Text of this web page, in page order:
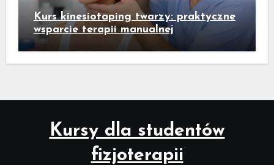
Kurs kinesiotaping twarzy: praktyczne
wsparcie terapii manualnej
Kursy dla studentów
fizjoterapii